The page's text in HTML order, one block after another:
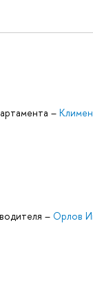
–
– Орлов